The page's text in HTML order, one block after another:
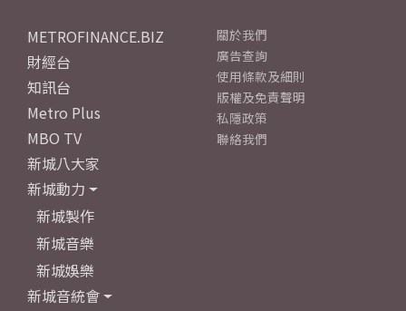
METROFINANCE.BIZ
財經台
知訊台
Metro Plus
MBO TV
新城八大家
新城動力
新城製作
新城音樂
新城娛樂
新城音統會
關於我們
廣告查詢
使用條款及細則
版權及免責聲明
私隱政策
聯絡我們